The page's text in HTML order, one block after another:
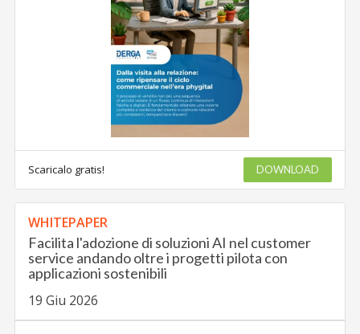
Scaricalo gratis! DOWNLOAD
WHITEPAPER
Facilita l'adozione di soluzioni AI nel customer
service andando oltre i progetti pilota con
applicazioni sostenibili
19 Giu 2026